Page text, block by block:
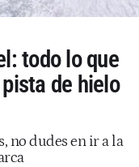
todo lo que
de hielo
no dudes en ir a la